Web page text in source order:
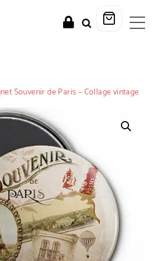
Souvenir de Paris – Collage vintage